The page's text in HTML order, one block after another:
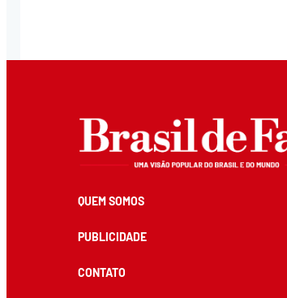
QUEM SOMOS
PUBLICIDADE
CONTATO